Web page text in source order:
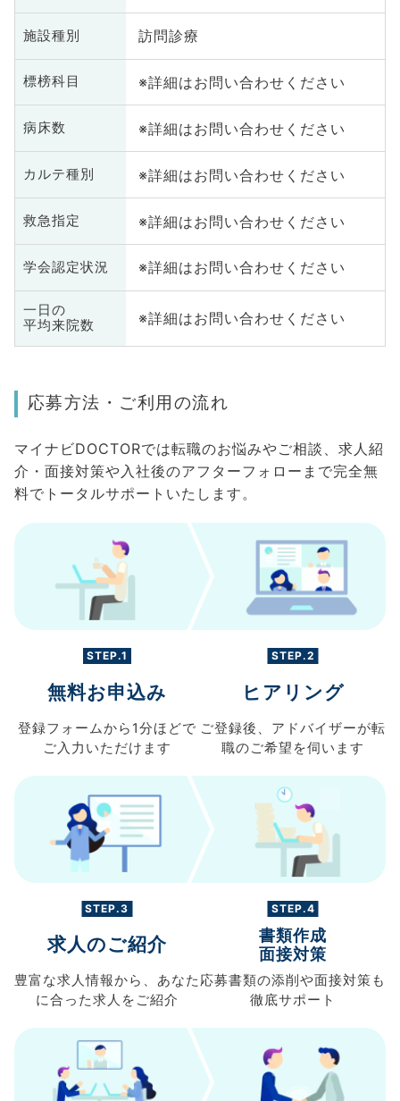
施設種別 訪問診療
標榜科目 ※詳細はお問い合わせください
病床数 ※詳細はお問い合わせください
カルテ種別 ※詳細はお問い合わせください
救急指定 ※詳細はお問い合わせください
学会認定状況 ※詳細はお問い合わせください
一日の
平均来院数
※詳細はお問い合わせください
応募方法・ご利用の流れ
マイナビDOCTORでは転職のお悩みやご相談、求人紹
介・面接対策や入社後のアフターフォローまで完全無
料でトータルサポートいたします。
STEP.1
無料お申込み
登録フォームから 1分ほどで
ご入力 いただけます
STEP.2
ヒアリング
ご登録後、 アドバイザーが転
職のご希望を伺います
STEP.3
求人のご紹介
豊富な求人情報から、 あなた
に合った求人を ご紹介
STEP.4
書類作成
面接対策
応募書類の添削や面接対策も
徹底サポート